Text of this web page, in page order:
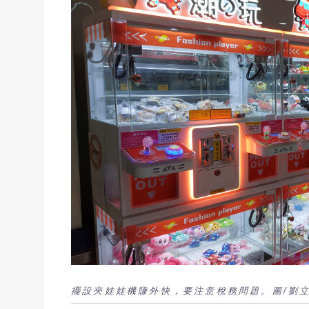
擺設夾娃娃機賺外快，要注意稅務問題。圖/劉